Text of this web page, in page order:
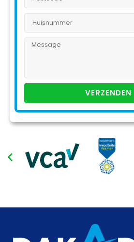
VERZENDEN